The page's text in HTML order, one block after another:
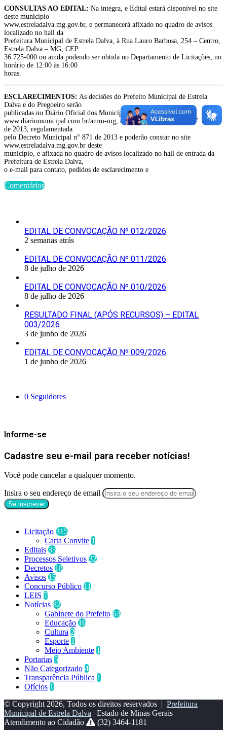
CONSULTAS AO EDITAL: Na íntegra, e Edital estará disponível no site
deste município
www.estreladalva.mg.gov.br, e permanecerá afixado no quadro de avisos
localizado no hall da
Prefeitura Municipal de Estrela Dalva, à Rua Lauro Barbosa, 254 – Centro,
Estrela Dalva – MG, CEP
36.725-000 ou ainda podendo ser obtida no Departamento de Licitações, no
horário de 12:00 às 16:00
horas.
ESCLARECIMENTOS: As decisões do Prefeito Municipal de Estrela
Dalva e do Pregoeiro serão
publicadas no Diário Oficial dos Municípios Mineiros, no endereço
www.diariomunicipal.com.br/amm-mg, conforme Lei Municipal n° 1.010
de 2013, regulamentada
pelo Decreto Municipal n° 871 de 2013 e poderão constar no site
www.estreladalva.mg.gov.br deste
município, e afixada no quadro de avisos localizado no hall de entrada da
Prefeitura de Estrela Dalva,
o e-mail para contato, pedidos de esclarecimento e
Comentários
EDITAL DE CONVOCAÇÃO Nº 012/2026
2 semanas atrás
EDITAL DE CONVOCAÇÃO Nº 011/2026
8 de julho de 2026
EDITAL DE CONVOCAÇÃO Nº 010/2026
8 de julho de 2026
RESULTADO FINAL (APÓS RECURSOS) – EDITAL
003/2026
3 de junho de 2026
EDITAL DE CONVOCAÇÃO Nº 009/2026
1 de junho de 2026
0 Seguidores
Informe-se
Cadastre seu e-mail para receber notícias!
Você pode cancelar a qualquer momento.
Insira o seu endereço de email
Licitação 315
Carta Convite 1
Editais 33
Processos Seletivos 32
Decretos 18
Avisos 15
Concurso Público 11
LEIS 7
Notícias 82
Gabinete do Prefeito 63
Educação 16
Cultura 2
Esporte 1
Meio Ambiente 1
Portarias 5
Não Categorizado 4
Transparência Pública 1
Ofícios 1
© Copyright 2026, Todos os direitos reservados | Prefeitura
Municipal de Estrela Dalva | Estado de Minas Gerais
Atendimento ao Cidadão
(32) 3464-1181